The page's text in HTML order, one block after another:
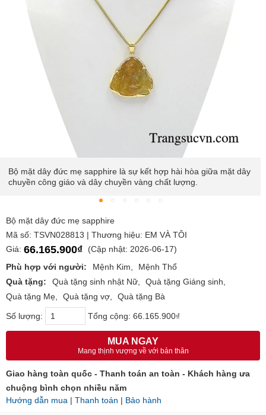
Bộ mặt dây đức mẹ sapphire là sự kết hợp hài hòa giữa mặt dây
chuyền công giáo và dây chuyền vàng chất lượng.
Bộ mặt dây đức mẹ sapphire
Mã số: TSVN028813 | Thương hiệu: EM VÀ TÔI
Giá: 66.165.900₫
(Cập nhật: 2026-06-17)
Phù hợp với người:
Mệnh Kim
Mệnh Thổ
Quà tặng:
Quà tặng sinh nhật Nữ
Quà tặng Giáng sinh
Quà tặng Mẹ
Quà tặng vợ Quà tặng Bà
Số lượng: Tổng cộng: 66.165.900₫
MUA NGAY
Mang thịnh vượng về với bản thân
Giao hàng toàn quốc - Thanh toán an toàn - Khách hàng ưa
chuộng bình chọn nhiều năm
Hướng dẫn mua | Thanh toán | Bảo hành